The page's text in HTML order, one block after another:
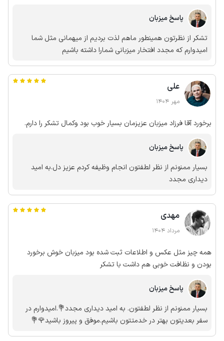
مدیریت مجموعه
پاسخ میزبان
تشکر از نظرتون همینطور ماهم لذت بردیم از میهمانی مثل شما
امیدوارم که مجدد افتخار میزبانی شمارا داشته باشیم
علی
مهر 1404
برخورد آقا فرزاد میزبان عزیزمان بسیار خوب بود وکمال تشکر را دارم.
پاسخ میزبان
بسیار ممنونم از نظر لطفتون انجام وظیفه کردم عزیز دل.به امید
دیداری مجدد
مهدی
مرداد 1404
همه چیز مثل عکس و اطلاعات ثبت شده بود میزبان خوش برخورد
بودن و نظافت خوبی هم داشت با تشکر
پاسخ میزبان
بسیار ممنونم از نظر لطفتون. به امید دیداری مجدد💐.امیدوارم در
سفر بعدیتون بهتر در خدمتتون باشیم.موفق و پیروز باشید🌹💐